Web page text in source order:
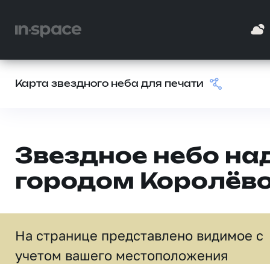
Карта звездного неба для печати
Звездное небо
городом
На странице представлено видимое c
учетом вашего местоположения